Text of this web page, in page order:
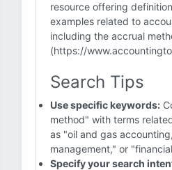
resource offering
examples related to
including the accrual
(https://
Search Tips
Use specific keywords:
method" with terms
as "oil and gas
management," or
Specify your search